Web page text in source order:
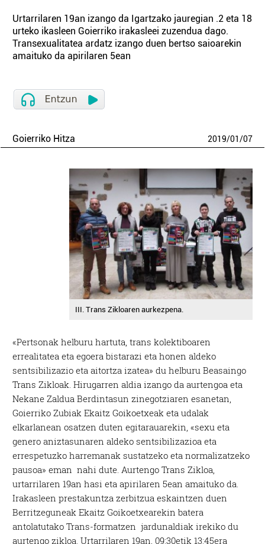
Urtarrilaren 19an izango da Igartzako jauregian .2 eta 18
urteko ikasleen Goierriko irakasleei zuzendua dago.
Transexualitatea ardatz izango duen bertso saioarekin
amaituko da apirilaren 5ean
Goierriko Hitza 2019/01/07
III. Trans Zikloaren aurkezpena.
«Pertsonak helburu hartuta, trans kolektiboaren
errealitatea eta egoera bistarazi eta honen aldeko
sentsibilizazio eta aitortza izatea» du helburu Beasaingo
Trans Zikloak. Hirugarren aldia izango da aurtengoa eta
Nekane Zaldua Berdintasun zinegotziaren esanetan,
Goierriko Zubiak Ekaitz Goikoetxeak eta udalak
elkarlanean osatzen duten egitarauarekin, «sexu eta
genero aniztasunaren aldeko sentsibilizazioa eta
errespetuzko harremanak sustatzeko eta normalizatzeko
pausoa» eman nahi dute. Aurtengo Trans Zikloa,
urtarrilaren 19an hasi eta apirilaren 5ean amaituko da.
Irakasleen prestakuntza zerbitzua eskaintzen duen
Berritzeguneak Ekaitz Goikoetxearekin batera
antolatutako Trans-formatzen jardunaldiak irekiko du
aurtengo zikloa. Urtarrilaren 19an, 09:30etik 13:45era